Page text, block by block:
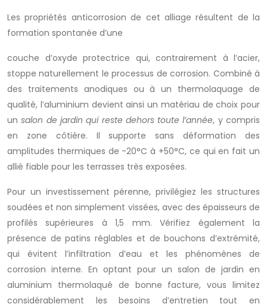
Les propriétés anticorrosion de cet alliage résultent de la
formation spontanée d’une
couche d’oxyde protectrice qui, contrairement à l’acier,
stoppe naturellement le processus de corrosion. Combiné à
des traitements anodiques ou à un thermolaquage de
qualité, l’aluminium devient ainsi un matériau de choix pour
unsalon de jardin qui reste dehors toute l’année, y compris
en zone côtière. Il supporte sans déformation des
amplitudes thermiques de -20°C à +50°C, ce qui en fait un
allié fiable pour les terrasses très exposées.
Pour un investissement pérenne, privilégiez les structures
soudées et non simplement vissées, avec des épaisseurs de
profilés supérieures à 1,5 mm. Vérifiez également la
présence de patins réglables et de bouchons d’extrémité,
qui évitent l’infiltration d’eau et les phénomènes de
corrosion interne. En optant pour un salon de jardin en
aluminium thermolaqué de bonne facture, vous limitez
considérablement les besoins d’entretien tout en